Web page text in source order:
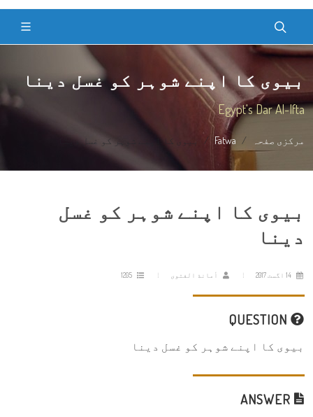
بیوی کا اپنے شوہر کو غسل دینا
Egypt's Dar Al-Ifta
مرکزی صفحہ Fatwa بیوی کا اپنے شوہر کو غسل دینا
بیوی کا اپنے شوہر کو غسل
دینا
أمانة الفتوى
بیوی کا اپنے شوہر کو غسل دینا